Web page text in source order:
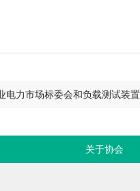
关于协会